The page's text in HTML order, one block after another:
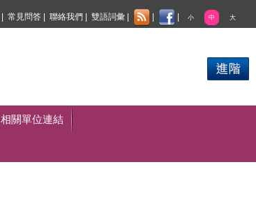
常見問答 聯絡我們 雙語詞彙 小 中 大
相關單位連結